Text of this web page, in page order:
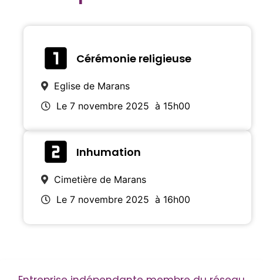
Cérémonie religieuse
Eglise de Marans
Le 7 novembre 2025 à 15h00
Inhumation
Cimetière de Marans
Le 7 novembre 2025 à 16h00